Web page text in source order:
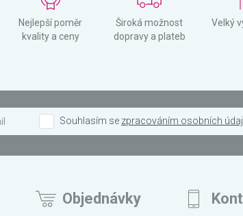
Nejlepší poměr
kvality a ceny
Široká možnost
dopravy a plateb
Velký
Souhlasím se zpracováním osobních
Objednávky